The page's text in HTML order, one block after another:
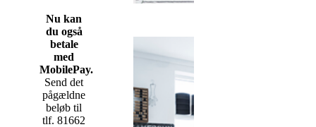
Nu kan
du også
betale
med
MobilePay.
Send det
pågældne
beløb til
tlf. 81662